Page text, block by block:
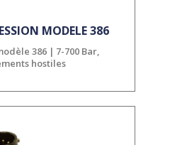
MODELE 386
386 | 7-700 Bar,
hostiles